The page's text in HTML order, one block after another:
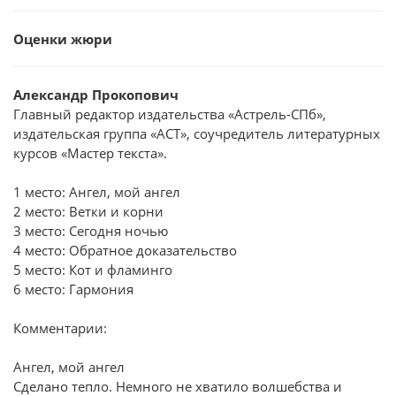
Оценки жюри
Александр Прокопович
Главный редактор издательства «Астрель-СПб»,
издательская группа «АСТ», соучредитель литературных
курсов «Мастер текста».
1 место: Ангел, мой ангел
2 место: Ветки и корни
3 место: Сегодня ночью
4 место: Обратное доказательство
5 место: Кот и фламинго
6 место: Гармония
Комментарии:
Ангел, мой ангел
Сделано тепло. Немного не хватило волшебства и